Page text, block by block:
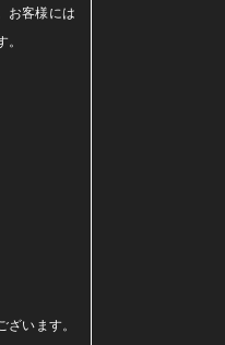
お客様には
います。